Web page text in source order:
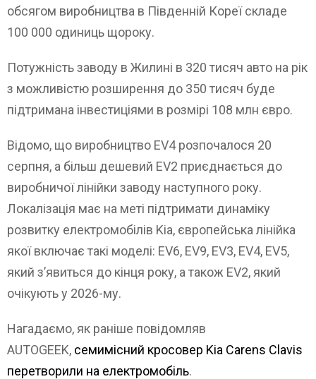
обсягом виробництва в Південній Кореї складе
100 000 одиниць щороку.
Потужність заводу в Жилині в 320 тисяч авто на рік
з можливістю розширення до 350 тисяч буде
підтримана інвестиціями в розмірі 108 млн євро.
Відомо, що виробництво EV4 розпочалося 20
серпня, а більш дешевий EV2 приєднається до
виробничої лінійки заводу наступного року.
Локалізація має на меті підтримати динаміку
розвитку електромобілів Kia, європейська лінійка
якої включає такі моделі: EV6, EV9, EV3, EV4, EV5,
який з’явиться до кінця року, а також EV2, який
очікують у 2026-му.
Нагадаємо, як раніше повідомляв
AUTOGEEK, семимісний кросовер Kia Carens Clavis
перетворили на електромобіль.